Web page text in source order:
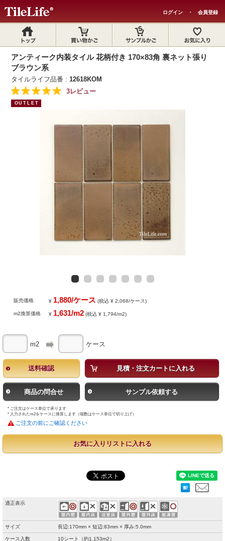
ログイン ・ 会員登録
アンティーク内装タイル 花柄付き 170×83角 裏ネット張り
ブラウン系
タイルライフ品番 :12618KOM
3レビュー
OUTLET
販売価格 ¥ 1,880/ケース (税込 ¥ 2,068/ケース)
m2換算価格 ¥ 1,631/m2 (税込 ¥ 1,794/m2)
m2 ケース
送料確認 見積・注文カートに入れる
商品の問合せ サンプル依頼する
* ご注文はケース単位で承ります
* 入力されたm2をケースに換算します（端数はケース単位で切り上げ）
ご注文の前にご確認ください
お気に入りリストに入れる
適正表示
サイズ 長辺:170mm × 短辺:83mm × 厚み:5.0mm
ケース入数 10シート（約1.153m2）